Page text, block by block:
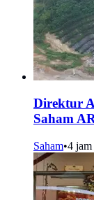
Direktur
Saham
Saham•4 jam